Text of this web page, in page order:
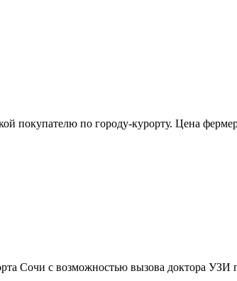
покупателю по городу-курорту. Цена
Сочи с возможностью вызова доктора